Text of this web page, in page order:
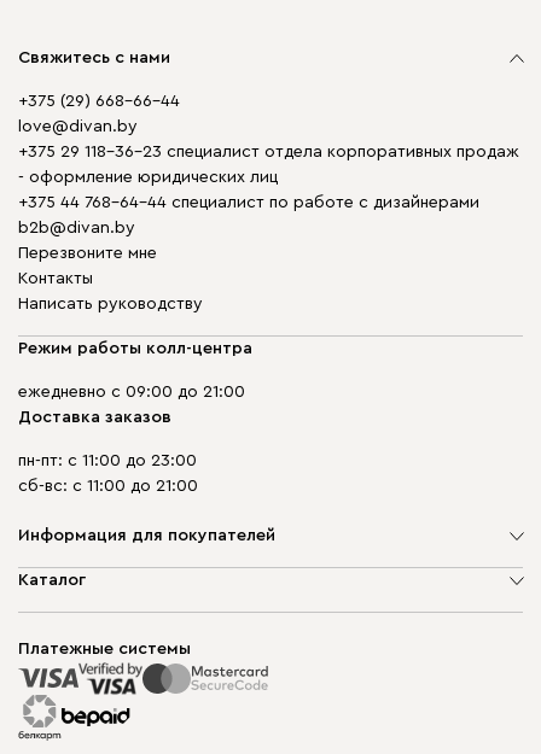
Свяжитесь с нами
+375 (29) 668-66-44
love@divan.by
+375 29 118-36-23 специалист отдела корпоративных продаж
- оформление юридических лиц
+375 44 768-64-44 специалист по работе с дизайнерами
b2b@divan.by
Перезвоните мне
Контакты
Написать руководству
Режим работы колл-центра
ежедневно с 09:00 до 21:00
Доставка заказов
пн-пт: с 11:00 до 23:00
сб-вс: с 11:00 до 21:00
Информация для покупателей
О компании
Способы оплаты
Рассрочка и кредит
Гарантия
Карта сайта
Каталог
Корпусная мебель
Распродажа мебели
Платежные системы